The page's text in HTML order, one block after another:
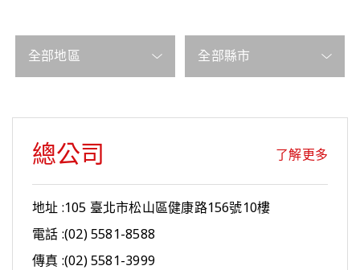
全部地區 全部縣市
總公司 了解更多
地址 :105 臺北市松山區健康路156號10樓
電話 :(02) 5581-8588
傳真 :(02) 5581-3999